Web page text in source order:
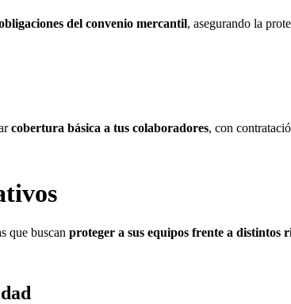
del convenio mercantil, asegurando la
cobertura básica a tus colaboradores, con
que buscan proteger a sus equipos frente a distintos